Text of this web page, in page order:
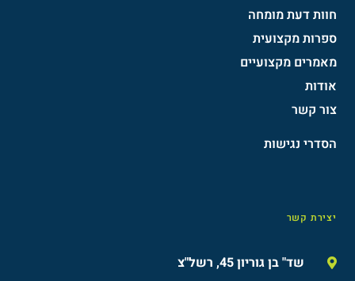
חוות דעת מומחה
ספרות מקצועית
מאמרים מקצועיים
אודות
צור קשר
הסדרי נגישות​
יצירת קשר
שד" בן גוריון 45, רשל"צ